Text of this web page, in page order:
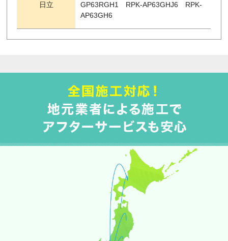
日立
GP63RGH1 RPK-AP63GHJ6 RPK-
AP63GH6